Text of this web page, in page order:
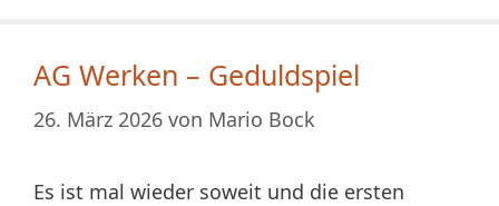
AG Werken – Geduldspiel
26. März 2026 von Mario Bock
Es ist mal wieder soweit und die ersten